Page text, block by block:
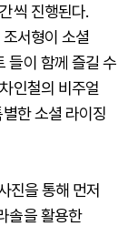
씩 진행된다.
서형이 소셜
들이 함께 즐길 수
인철의 비주얼
한 소셜 라이징
진을 통해 먼저
솔을 활용한